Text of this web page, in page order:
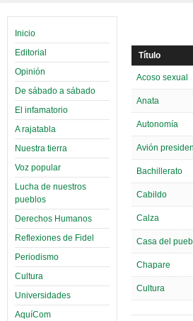
Inicio
Editorial
Opinión
De sábado a sábado
El infamatorio
A rajatabla
Nuestra tierra
Voz popular
Lucha de nuestros
pueblos
Derechos Humanos
Reflexiones de Fidel
Periodismo
Cultura
Universidades
AquíCom
Título
Acoso sexual
Anata
Autonomía
Avión
Bachillerato
Cabildo
Calza
Casa del
Chapare
Cultura